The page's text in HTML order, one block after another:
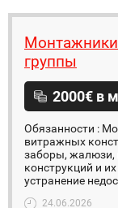
группы
2000€ в
Обязанности :
витражных
заборы,
конструкций и
устранение
24.06.2026